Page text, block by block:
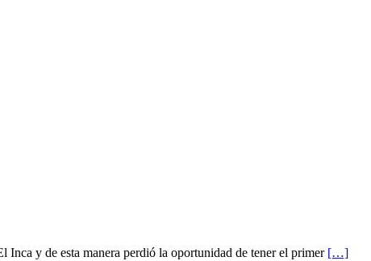
y de esta manera perdió la oportunidad de tener el primer […]